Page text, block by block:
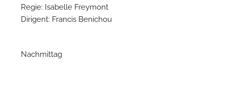
Regie: Isabelle Freymont
Dirigent: Francis Benichou
Nachmittag